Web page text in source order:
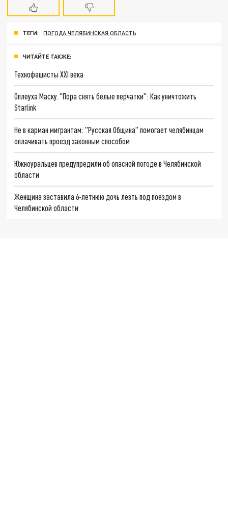
ТЕГИ: ПОГОДА ЧЕЛЯБИНСКАЯ ОБЛАСТЬ
ЧИТАЙТЕ ТАКЖЕ:
Технофашисты XXI века
Оплеуха Маску. "Пора снять белые перчатки": Как уничтожить
Starlink
Не в карман мигрантам: "Русская Община" помогает челябинцам
оплачивать проезд законным способом
Южноуральцев предупредили об опасной погоде в Челябинской
области
Женщина заставила 6-летнюю дочь лезть под поездом в
Челябинской области